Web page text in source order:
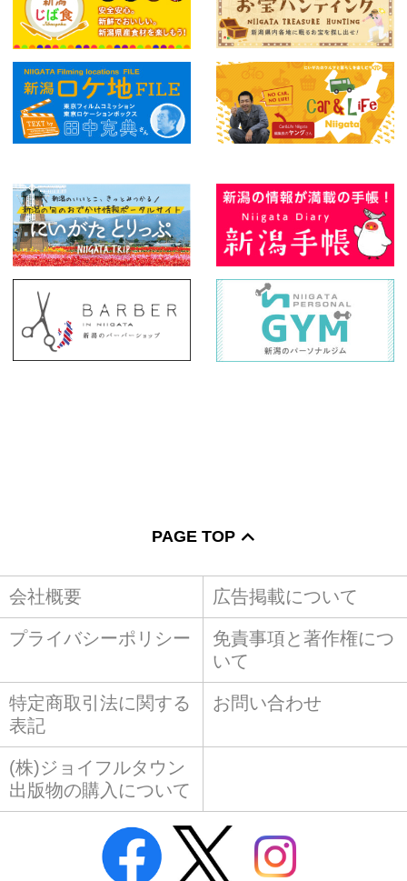
PAGE TOP
会社概要 広告掲載について
プライバシーポリシー
免責事項と著作権につ
いて
特定商取引法に関する
表記
お問い合わせ
(株)ジョイフルタウン
出版物の購入について